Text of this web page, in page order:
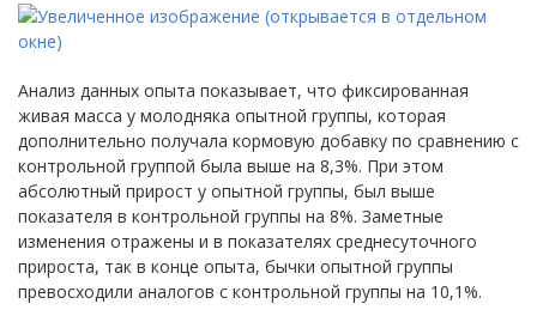
Анализ данных опыта показывает, что фиксированная
живая масса у молодняка опытной группы, которая
дополнительно получала кормовую добавку по сравнению с
контрольной группой была выше на 8,3%. При этом
абсолютный прирост у опытной группы, был выше
показателя в контрольной группы на 8%. Заметные
изменения отражены и в показателях среднесуточного
прироста, так в конце опыта, бычки опытной группы
превосходили аналогов с контрольной группы на 10,1%.